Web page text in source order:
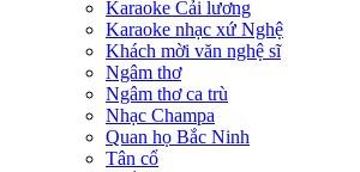
Karaoke Cải lương
Karaoke nhạc xứ Nghệ
Khách mời văn nghệ sĩ
Ngâm thơ
Ngâm thơ ca trù
Nhạc Champa
Quan họ Bắc Ninh
Tân cổ